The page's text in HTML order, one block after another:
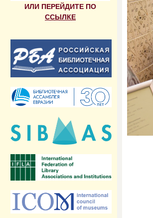
ИЛИ ПЕРЕЙДИТЕ ПО
ССЫЛКЕ